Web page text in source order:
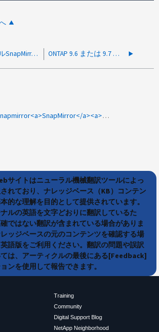
単一ファイルSnapMirrorの増分リストアが「Operation not supported」というメッセージで失敗する ONTAP 9.6 または 9.7 では、 Transition Data Protection （ TDP ） SnapMirror の初期化または更新が失敗します
product-categories:snapmirror<a>SnapMirror</a><a>SVM DR</a>
サイトはニューラル機械翻訳ツールによっ
れており、ナレッジベース（KB）コンテン
的な理解を目的として提供されています。
ルの英語を文字どおりに翻訳しているた
ではない翻訳が含まれている場合がありま
ッジベースの元のコンテンツを確認する場
語版をご利用ください。翻訳の問題や誤訳
は、アーティクルの最後にある[Feedback]
ンを使用して報告できます。
Training
Community
Digital Support Blog
NetApp Neighborhood